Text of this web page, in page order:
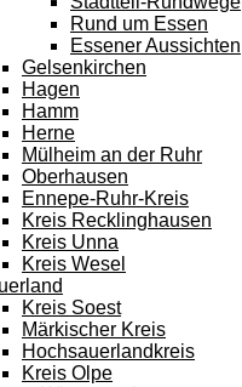
Rund um Essen
Essener Aussichten
Gelsenkirchen
Hagen
Hamm
Herne
Mülheim an der Ruhr
Oberhausen
Ennepe-Ruhr-Kreis
Kreis Recklinghausen
Kreis Unna
Kreis Wesel
Kreis Soest
Märkischer Kreis
Hochsauerlandkreis
Kreis Olpe